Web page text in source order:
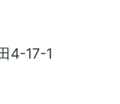
4-17-1